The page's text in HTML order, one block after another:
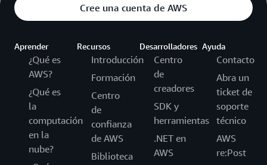
Cree una cuenta de AWS
Aprender
¿Qué es
AWS?
¿Qué es
la
computación
en la
nube?
Recursos
Introducción
Formación
Centro
de
confianza
de AWS
Biblioteca
Desarrolladores
Centro
de
creadores
SDK y
herramientas
.NET en
AWS
Ayuda
Contacto
Abra un
ticket de
soporte
técnico
AWS
re:Post